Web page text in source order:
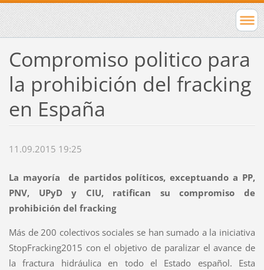
Compromiso politico para
la prohibición del fracking
en España
11.09.2015 19:25
La mayoría de partidos políticos, exceptuando a PP,
PNV, UPyD y CIU, ratifican su compromiso de
prohibición del fracking
Más de 200 colectivos sociales se han sumado a la iniciativa
StopFracking2015 con el objetivo de paralizar el avance de
la fractura hidráulica en todo el Estado español. Esta